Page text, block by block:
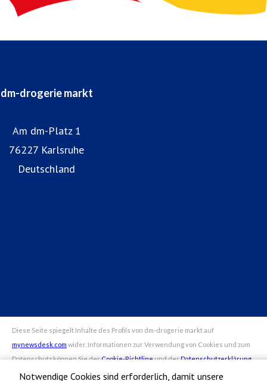
Notwendige Cookies sind erforderlich, damit unsere
dm-drogerie markt
Am dm-Platz 1
76227 Karlsruhe
Deutschland